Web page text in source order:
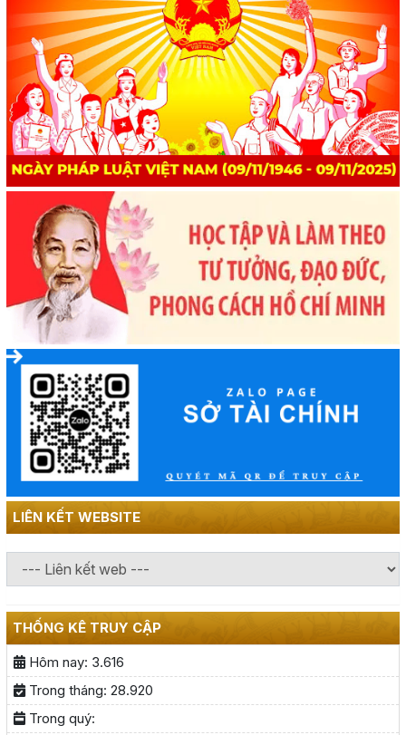
LIÊN KẾT WEBSITE
THỐNG KÊ TRUY CẬP
Hôm nay: 3.616
Trong tháng: 28.920
Trong quý: